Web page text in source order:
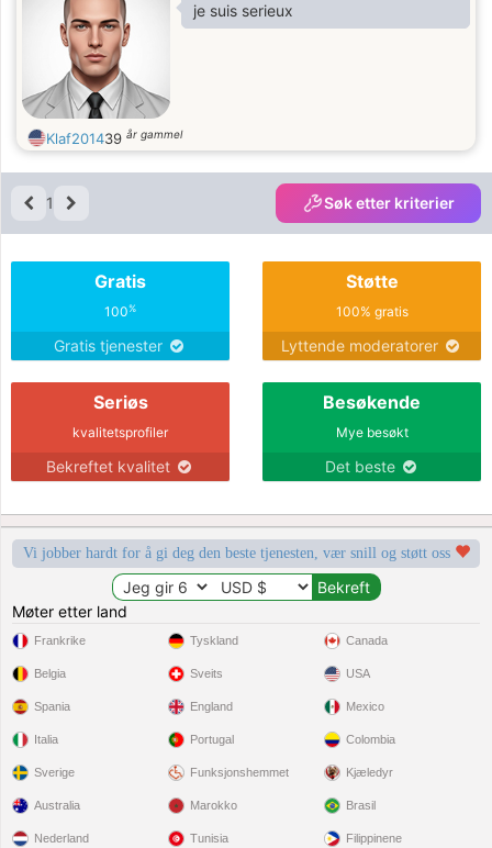
je suis serieux
Klaf201439 år gammel
1 Søk etter kriterier
Gratis
100%
Gratis tjenester
Støtte
100% gratis
Lyttende moderatorer
Seriøs
kvalitetsprofiler
Bekreftet kvalitet
Besøkende
Mye besøkt
Det beste
Vi jobber hardt for å gi deg den beste tjenesten, vær snill og støtt oss
Møter etter land
Frankrike
Belgia
Spania
Italia
Sverige
Tyskland
Sveits
England
Portugal
Funksjonshemmet
Canada
USA
Mexico
Colombia
Kjæledyr
Australia
Nederland
Marokko
Tunisia
Brasil
Filippinene